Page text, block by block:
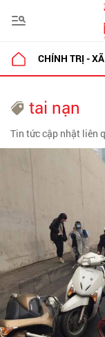
CHÍNH TRỊ -
tai nạn
Tin tức cập nhật liên